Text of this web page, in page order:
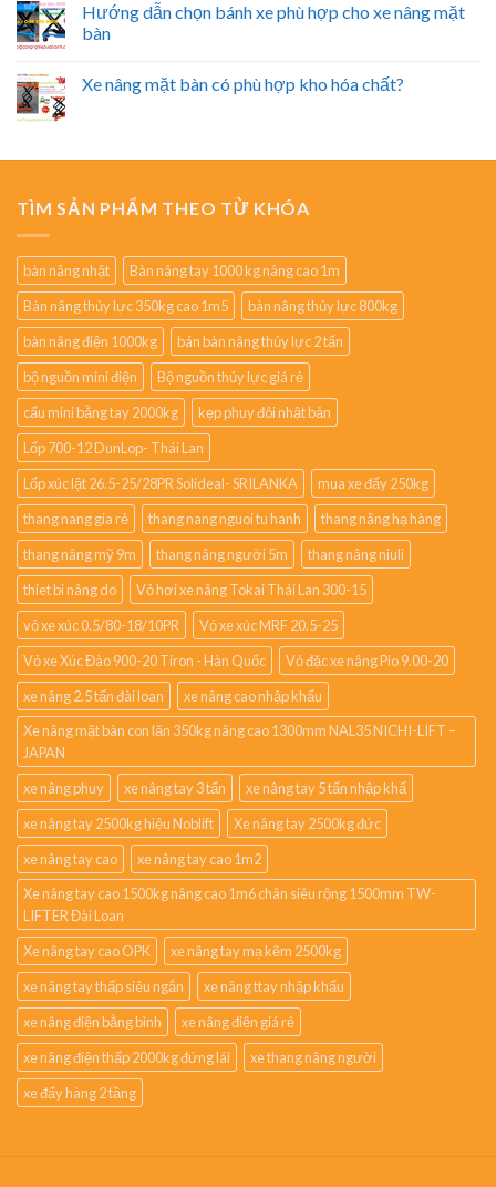
Hướng dẫn chọn bánh xe phù hợp cho xe nâng mặt
bàn
Xe nâng mặt bàn có phù hợp kho hóa chất?
TÌM SẢN PHẨM THEO TỪ KHÓA
bàn nâng nhật
Bàn nâng tay 1000 kg nâng cao 1m
Bàn nâng thủy lực 350kg cao 1m5
bàn nâng thủy lực 800kg
bàn nâng điện 1000kg
bán bàn nâng thủy lực 2 tấn
bộ nguồn mini điện
Bộ nguồn thủy lực giá rẻ
cẩu mini bằng tay 2000kg
kẹp phuy đôi nhật bản
Lốp 700-12 DunLop- Thái Lan
Lốp xúc lật 26.5-25/28PR Solideal- SRILANKA
mua xe đẩy 250kg
thang nang gia rẻ
thang nang nguoi tu hanh
thang nâng hạ hàng
thang nâng mỹ 9m
thang nâng người 5m
thang nâng niuli
thiet bi nâng do
Vỏ hơi xe nâng Tokai Thái Lan 300-15
vỏ xe xúc 0.5/80-18/10PR
Vỏ xe xúc MRF 20.5-25
Vỏ xe Xúc Đào 900-20 Tiron - Hàn Quốc
Vỏ đặc xe nâng Pio 9.00-20
xe nâng 2.5 tấn đài loan
xe nâng cao nhập khẩu
Xe nâng mặt bàn con lăn 350kg nâng cao 1300mm NAL35 NICHI-LIFT –
JAPAN
xe nâng phuy
xe nâng tay 3 tấn
xe nâng tay 5 tấn nhập khẩ
xe nâng tay 2500kg hiệu Noblift
Xe nâng tay 2500kg đức
xe nâng tay cao
xe nâng tay cao 1m2
Xe nâng tay cao 1500kg nâng cao 1m6 chân siêu rộng 1500mm TW-
LIFTER Đài Loan
Xe nâng tay cao OPK
xe nâng tay mạ kẽm 2500kg
xe nâng tay thấp siêu ngắn
xe nâng ttay nhập khẩu
xe nâng điện bằng bình
xe nâng điện giá rẻ
xe nâng điện thấp 2000kg đứng lái
xe thang nâng người
xe đẩy hàng 2 tầng